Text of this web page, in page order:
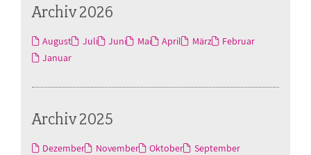
Archiv 2026
August Juli Juni Mai April März
Februar
Januar
Archiv 2025
Dezember November Oktober
September